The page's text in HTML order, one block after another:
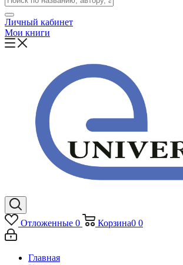
Личный кабинет
Мои книги
Отложенные 0 Корзина0 0
Главная